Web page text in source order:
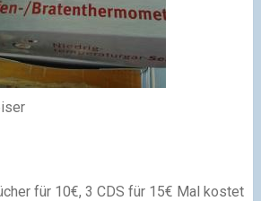
für 10€, 3 CDS für 15€ Mal kostet